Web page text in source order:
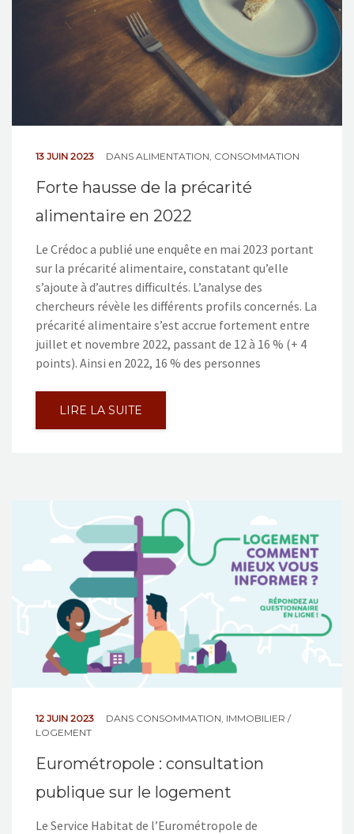
13 JUIN 2023 DANS ALIMENTATION, CONSOMMATION
Forte hausse de la précarité
alimentaire en 2022
Le Crédoc a publié une enquête en mai 2023 portant
sur la précarité alimentaire, constatant qu’elle
s’ajoute à d’autres difficultés. L’analyse des
chercheurs révèle les différents profils concernés. La
précarité alimentaire s’est accrue fortement entre
juillet et novembre 2022, passant de 12 à 16 % (+ 4
points). Ainsi en 2022, 16 % des personnes
LIRE LA SUITE
12 JUIN 2023 DANS CONSOMMATION IMMOBILIER /
LOGEMENT
Eurométropole : consultation
publique sur le logement
Le Service Habitat de l’Eurométropole de